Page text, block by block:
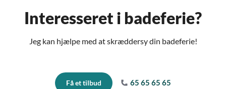
Interesseret i badeferie?
Jeg kan hjælpe med at skræddersy din badeferie!
Få et tilbud 65 65 65 65